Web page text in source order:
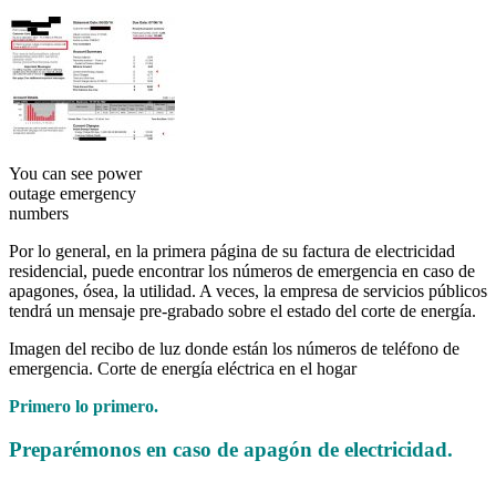
You can see power
outage emergency
numbers
Por lo general, en la primera página de su factura de electricidad
residencial, puede encontrar los números de emergencia en caso de
apagones, ósea, la utilidad. A veces, la empresa de servicios públicos
tendrá un mensaje pre-grabado sobre el estado del corte de energía.
Imagen del recibo de luz donde están los números de teléfono de
emergencia. Corte de energía eléctrica en el hogar
Primero lo primero.
Preparémonos en caso de apagón de electricidad.